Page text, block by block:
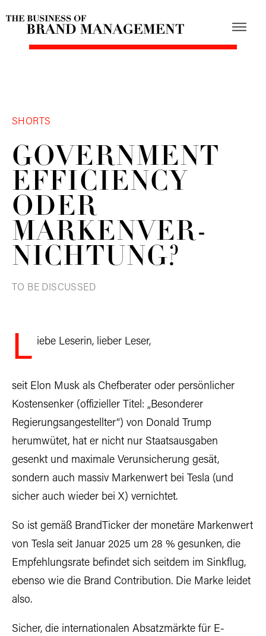
SHORTS
GOVERNMENT
EFFICIENCY
ODER
MARKENVER­
NICHTUNG?
TO BE DISCUSSED
L iebe Leserin, lieber Leser,
seit Elon Musk als Chefberater oder persönlicher
Kostensenker (offizieller Titel: „Besonderer
Regierungsangestellter“) von Donald Trump
herumwütet, hat er nicht nur Staatsausgaben
gesenkt und maximale Verunsicherung gesät,
sondern auch massiv Markenwert bei Tesla (und
sicher auch wieder bei X) vernichtet.
So ist gemäß BrandTicker der monetäre Markenwert
von Tesla seit Januar 2025 um 28 % gesunken, die
Empfehlungsrate befindet sich seitdem im Sinkflug,
ebenso wie die Brand Contribution. Die Marke leidet
also.
Sicher, die internationalen Absatzmärkte für E-